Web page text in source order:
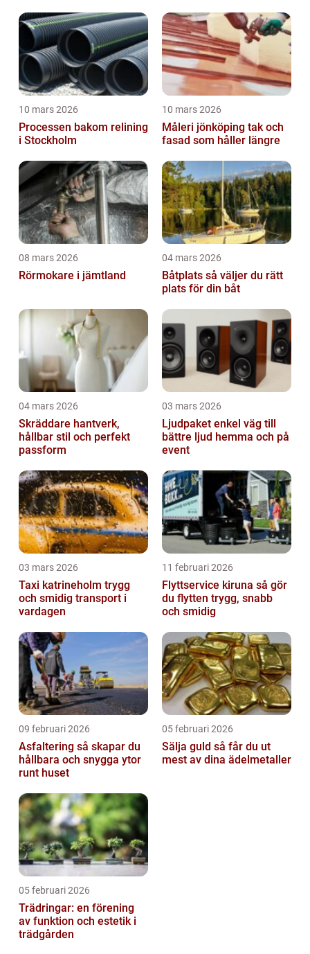
10 mars 2026
Processen bakom relining
i Stockholm
10 mars 2026
Måleri jönköping tak och
fasad som håller längre
08 mars 2026
Rörmokare i jämtland
04 mars 2026
Båtplats så väljer du rätt
plats för din båt
04 mars 2026
Skräddare hantverk,
hållbar stil och perfekt
passform
03 mars 2026
Ljudpaket enkel väg till
bättre ljud hemma och på
event
03 mars 2026
Taxi katrineholm trygg
och smidig transport i
vardagen
11 februari 2026
Flyttservice kiruna så gör
du flytten trygg, snabb
och smidig
09 februari 2026
Asfaltering så skapar du
hållbara och snygga ytor
runt huset
05 februari 2026
Sälja guld så får du ut
mest av dina ädelmetaller
05 februari 2026
Trädringar: en förening
av funktion och estetik i
trädgården